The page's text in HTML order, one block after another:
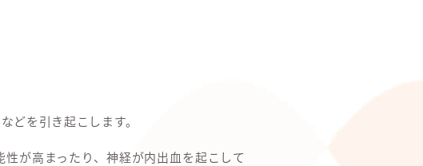
どを引き起こします。
が高まったり、神経が内出血を起こして